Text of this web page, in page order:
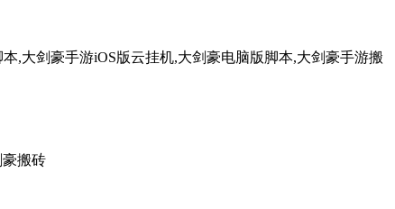
,大剑豪手游iOS版云挂机,大剑豪电脑版脚本,大剑豪手游搬
搬砖